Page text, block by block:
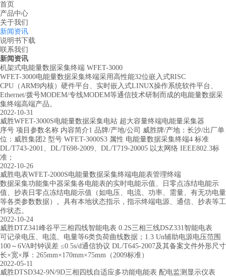
首页
产品中心
关于我们
新闻资讯
说明书下载
联系我们
新闻资讯
机架式电能量数据采集终端 WFET-3000
WFET-3000电能量数据采集终端采用高性能32位嵌入式RISC
CPU（ARM9内核）硬件平台、实时嵌入式LINUX操作系统软件平台、
Ethernet/拨号MODEM/专线MODEM等通信技术研制而成的电能量数据采
集终端高端产品。
2022-10-31
威胜WFET-3000S电能量数据采集电站 超大容量终端电能量采集器
序号 项目参数名称 内容简介1 品牌/产地/公司 威胜牌/产地：长沙/出厂单
位：威胜集团2 型号 WFET-3000S3 属性 电能量数据采集终端4 标准
DL/T743-2001、DL/T698-2009、DL/T719-20005 以太网络 IEEE802.3标
准；
2022-10-26
威胜电表WFET-2000S电能量数据采集终端电能表管理终端
数据采集功能集中器采集各电能表的实时电能示值、日零点冻结电能示
值、抄表日零点冻结电能示值（如电压、电流、功率、需量、有无功电量
等各类参数数据）。具有本地状态指示，指示终端电源、通信、抄表等工
作状态。
2022-10-24
威胜DTZ341峰谷平三相四线智能电表 0.2S三相三线DSZ331智能电表
可记录电压、电流、电量等6类负荷曲线数据；1.3 Un辅助电源电压范围
100～6VA时钟误差 ≤0.5s/d通信协议 DL/T645-2007及其备案文件外形尺寸
长×宽×厚：265mm×170mm×75mm（2009标准）
2022-05-11
威胜DTSD342-9N/9D三相四线自适应多功能电能表 配电监测显示仪表